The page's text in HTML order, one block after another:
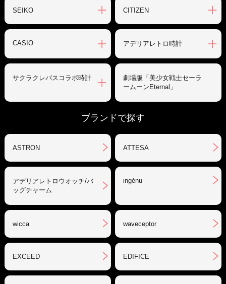
SEIKO CITIZEN
CASIO アデリアレトロ時計
サクラクレパスコラボ時計
劇場版「美少女戦士セーラ
ームーンEternal」
ブランドで探す
ASTRON ATTESA
アデリアレトロウオッチ/バ
ッグチャーム
ingénu
wicca waveceptor
EXCEED EDIFICE